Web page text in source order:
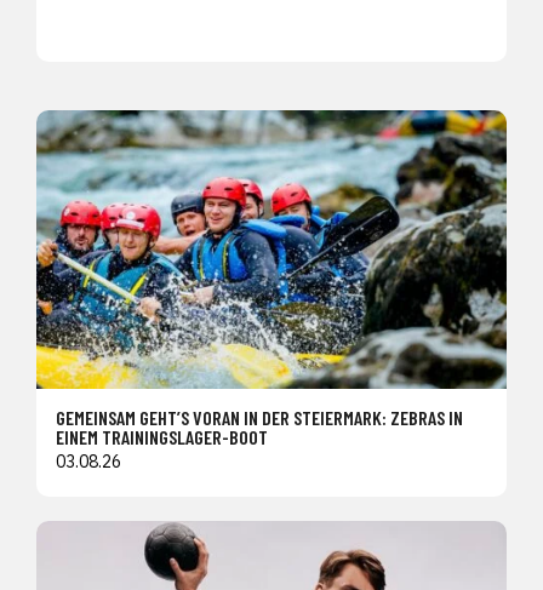
GEMEINSAM GEHT’S VORAN IN DER STEIERMARK: ZEBRAS IN
EINEM TRAININGSLAGER-BOOT
03.08.26